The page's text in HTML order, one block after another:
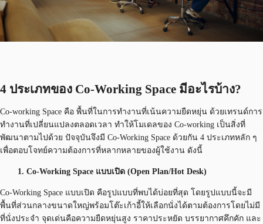
4 ประเภทของ Co-Working Space มีอะไรบ้าง?
Co-working Space คือ พื้นที่ในการทำงานที่เน้นความยืดหยุ่น ด้วยเทรนด์การ
ทำงานที่เปลี่ยนแปลงตลอดเวลา ทำให้โมเดลของ Co-working เป็นสิ่งที่
พัฒนาตามไปด้วย ปัจจุบันจึงมี Co-Working Space ด้วยกัน 4 ประเภทหลัก ๆ
เพื่อตอบโจทย์ความต้องการที่หลากหลายของผู้ใช้งาน ดังนี้
1. Co-Working Space แบบเปิด (Open Plan/Hot Desk)
Co-Working Space แบบเปิด คือรูปแบบที่พบได้บ่อยที่สุด โดยรูปแบบนี้จะมี
พื้นที่ส่วนกลางขนาดใหญ่พร้อมโต๊ะเก้าอี้ให้เลือกนั่งได้ตามต้องการโดยไม่มี
ที่นั่งประจำ จุดเด่นคือความยืดหยุ่นสูง ราคาประหยัด บรรยากาศคึกคัก และ